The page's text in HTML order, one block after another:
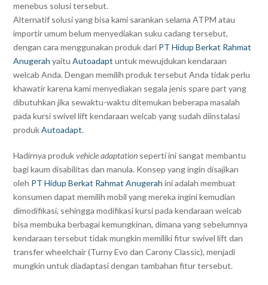
menebus solusi tersebut.
Alternatif solusi yang bisa kami sarankan selama ATPM atau
importir umum belum menyediakan suku cadang tersebut,
dengan cara menggunakan produk dari PT Hidup Berkat Rahmat
Anugerah yaituAutoadapt untuk mewujdukan kendaraan
welcab Anda. Dengan memilih produk tersebut Anda tidak perlu
khawatir karena kami menyediakan segala jenis spare part yang
dibutuhkan jika sewaktu-waktu ditemukan beberapa masalah
pada kursi swivel lift kendaraan welcab yang sudah diinstalasi
produkAutoadapt.
Hadirnya produkvehicle adaptation seperti ini sangat membantu
bagi kaum disabilitas dan manula. Konsep yang ingin disajikan
oleh PT Hidup Berkat Rahmat Anugerah ini adalah membuat
konsumen dapat memilih mobil yang mereka ingini kemudian
dimodifikasi, sehingga modifikasi kursi pada kendaraan welcab
bisa membuka berbagai kemungkinan, dimana yang sebelumnya
kendaraan tersebut tidak mungkin memiliki fitur swivel lift dan
transfer wheelchair (Turny Evo dan Carony Classic), menjadi
mungkin untuk diadaptasi dengan tambahan fitur tersebut.